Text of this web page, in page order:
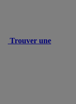
Trouver une